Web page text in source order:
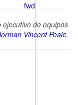
de equipos
Vincent Peale.